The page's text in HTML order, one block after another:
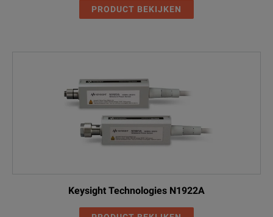
PRODUCT BEKIJKEN
Keysight Technologies N1922A